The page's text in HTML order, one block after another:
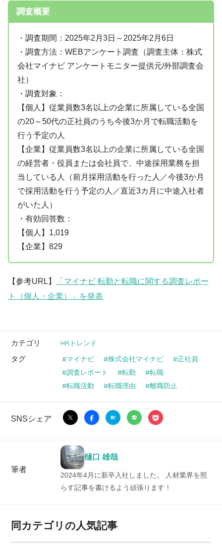
調査概要
・調査期間：2025年2月3日～2025年2月6日
・調査方法：WEBアンケート調査（調査主体：株式
会社マイナビ アンケートモニター提供元/外部調査会
社）
・調査対象：
【個人】従業員数3名以上の企業に所属している全国
の20～50代の正社員のうち今後3か月で転職活動を
行う予定の人
【企業】従業員数3名以上の企業に所属している全国
の経営者・役員または会社員で、中途採用業務を担
当している人（前月採用活動を行った人／今後3か月
で採用活動を行う予定の人／直近3カ月に中途入社者
がいた人）
・有効回答数：
【個人】1,019
【企業】829
【参考URL】
「マイナビ 転勤と転職に関する調査レポー
ト（個人・企業）」を発表
カテゴリ HRトレンド
タグ マイナビ 株式会社マイナビ
正社員
調査レポート
転勤
転職
転職活動
転職理由 離職防止
SNSシェア
筆者
樋口 雄哉
2024年4月に新卒入社しました。 人材業界を照
らす記事を書けるよう頑張ります！
同カテゴリの人気記事